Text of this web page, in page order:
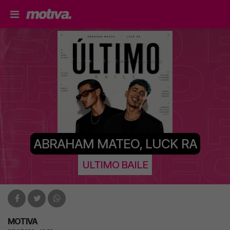
ABRAHAM MATEO, LUCK RA
ULTIMO BAILE
MOTIVA